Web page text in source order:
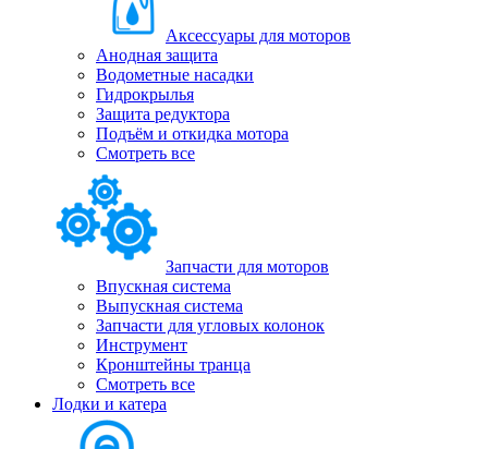
Аксессуары для моторов
Анодная защита
Водометные насадки
Гидрокрылья
Защита редуктора
Подъём и откидка мотора
Смотреть все
Запчасти для моторов
Впускная система
Выпускная система
Запчасти для угловых колонок
Инструмент
Кронштейны транца
Смотреть все
Лодки и катера